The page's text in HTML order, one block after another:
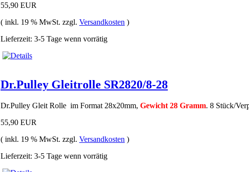
55,90 EUR
( inkl. 19 % MwSt. zzgl. Versandkosten )
Lieferzeit: 3-5 Tage wenn vorrätig
Dr.Pulley Gleitrolle SR2820/8-28
Dr.Pulley Gleit Rolle im Format 28x20mm, Gewicht 28 Gramm. 8 Stück/
55,90 EUR
( inkl. 19 % MwSt. zzgl. Versandkosten )
Lieferzeit: 3-5 Tage wenn vorrätig